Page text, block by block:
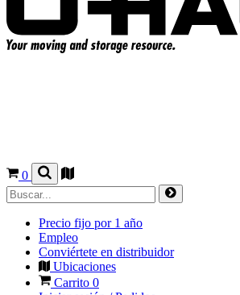
0
Precio fijo por 1 año
Empleo
Conviértete en distribuidor
Ubicaciones
Carrito 0